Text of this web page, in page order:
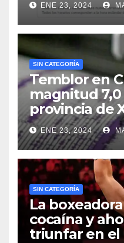
ENE 23, 2024
SIN CATEGORÍA
Temblor en
magnitud
provincia de
ENE 23, 2024
SIN CATEGORÍA
La
cocaína y
triunfar en el